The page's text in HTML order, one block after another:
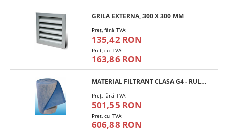
GRILA EXTERNA, 300 X 300 MM
Preţ, fără TVA:
135,42 RON
Pret, cu TVA:
163,86 RON
MATERIAL FILTRANT CLASA G4 - RULOU
Preţ, fără TVA:
501,55 RON
Pret, cu TVA:
606,88 RON